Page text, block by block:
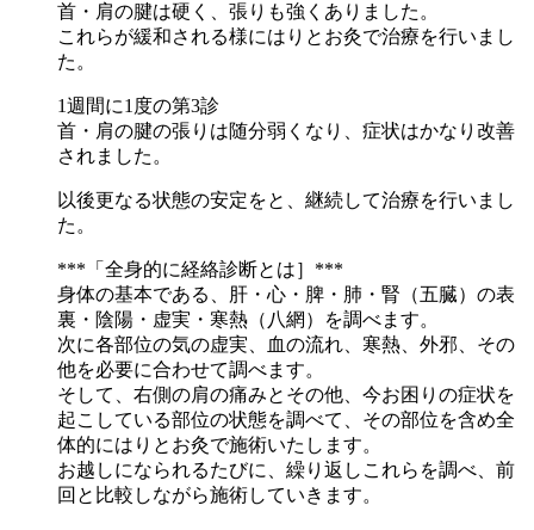
首・肩の腱は硬く、張りも強くありました。
これらが緩和される様にはりとお灸で治療を行いまし
た。
1週間に1度の第3診
首・肩の腱の張りは随分弱くなり、症状はかなり改善
されました。
以後更なる状態の安定をと、継続して治療を行いまし
た。
***「全身的に経絡診断とは］***
身体の基本である、肝・心・脾・肺・腎（五臓）の表
裏・陰陽・虚実・寒熱（八網）を調べます。
次に各部位の気の虚実、血の流れ、寒熱、外邪、その
他を必要に合わせて調べます。
そして、右側の肩の痛みとその他、今お困りの症状を
起こしている部位の状態を調べて、その部位を含め全
体的にはりとお灸で施術いたします。
お越しになられるたびに、繰り返しこれらを調べ、前
回と比較しながら施術していきます。